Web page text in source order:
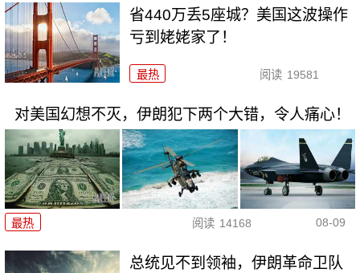
省440万丢5座城？美国这波操作
亏到姥姥家了！
最热 阅读 19581
对美国幻想不灭，伊朗犯下两个大错，令人痛心！
最热 阅读 14168 08-09
总统见不到领袖，伊朗革命卫队